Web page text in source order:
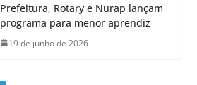
Prefeitura, Rotary e Nurap lançam
programa para menor aprendiz
19 de junho de 2026